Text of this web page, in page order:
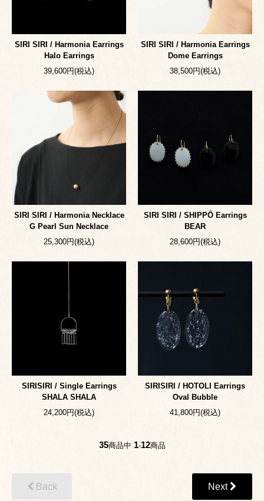
SIRI SIRI / Harmonia Earrings
Halo Earrings
39,600円(税込)
SIRI SIRI / Harmonia Earrings
Dome Earrings
38,500円(税込)
SIRI SIRI / Harmonia Necklace
G Pearl Sun Necklace
25,300円(税込)
SIRI SIRI / SHIPPŌ Earrings
BEAR
28,600円(税込)
SIRISIRI / Single Earrings
SHALA SHALA
24,200円(税込)
SIRISIRI / HOTOLI Earrings
Oval Bubble
41,800円(税込)
35商品中 1-12商品
Back Next